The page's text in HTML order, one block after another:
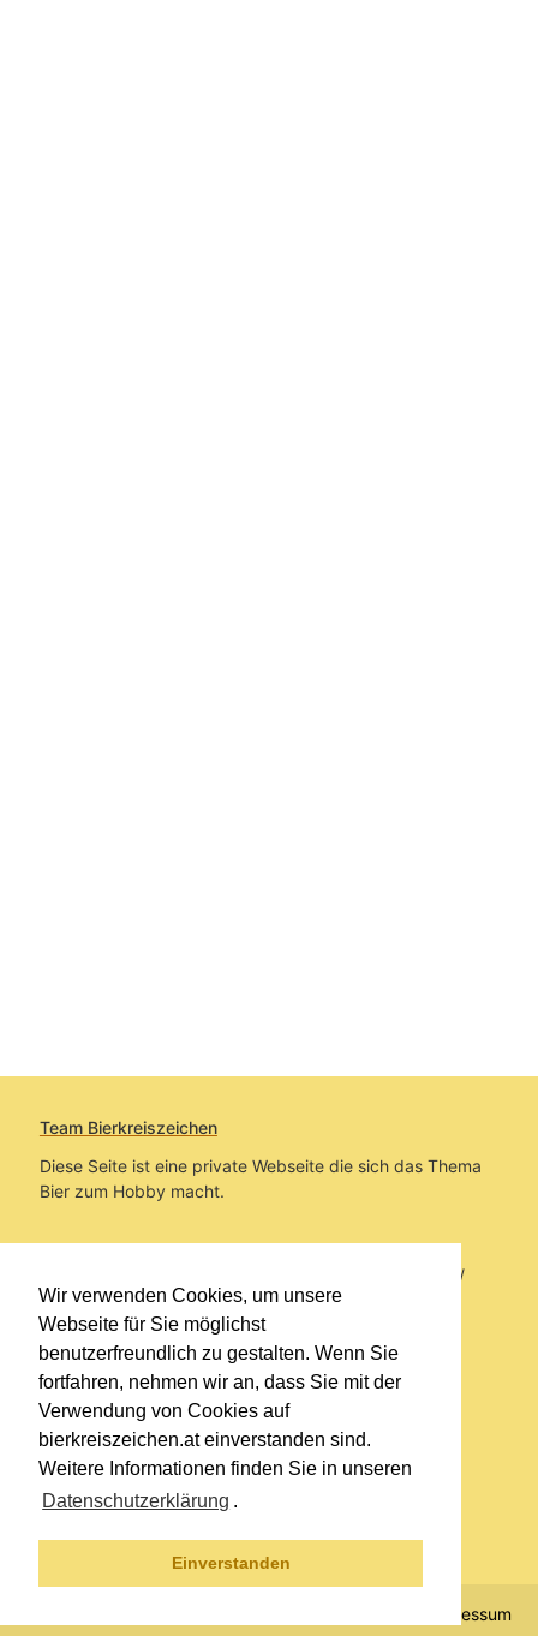
Wir verwenden Cookies, um unsere
Webseite für Sie möglichst
benutzerfreundlich zu gestalten. Wenn Sie
fortfahren, nehmen wir an, dass Sie mit der
Verwendung von Cookies auf
bierkreiszeichen.at einverstanden sind.
Weitere Informationen finden Sie in unseren
Datenschutzerklärung .
Einverstanden
Team Bierkreiszeichen
Diese Seite ist eine private Webseite die sich das Thema
Bier zum Hobby macht.
Sie befinden sich auf https://www.bierkreiszeichen.at/
im Pfad:Bierkreiszeichen/Gesammelte Biere
Erstellt: 2026-08-06
Links
Impressum
Datenschutzerklärung
Impressum